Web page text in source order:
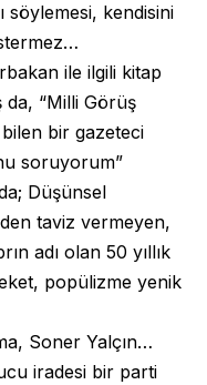
söylemesi, kendisini
ile ilgili kitap
da, “Milli Görüş
bir gazeteci
soruyorum”
Düşünsel
taviz vermeyen,
adı olan 50 yıllık
popülizme yenik
Soner Yalçın…
iradesi bir parti